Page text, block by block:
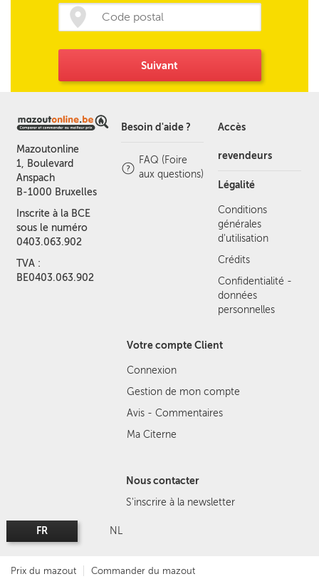
Suivant
Mazoutonline
1, Boulevard
Anspach
B-1000 Bruxelles
Inscrite à la BCE
sous le numéro
0403.063.902
TVA :
BE0403.063.902
Besoin d'aide ?
FAQ (Foire
aux questions)
Accès
revendeurs
Légalité
Conditions
générales
d'utilisation
Crédits
Confidentialité -
données
personnelles
Votre compte Client
Connexion
Gestion de mon compte
Avis - Commentaires
Ma Citerne
Nous contacter
S'inscrire à la newsletter
FR NL
Prix du mazout Commander du mazout